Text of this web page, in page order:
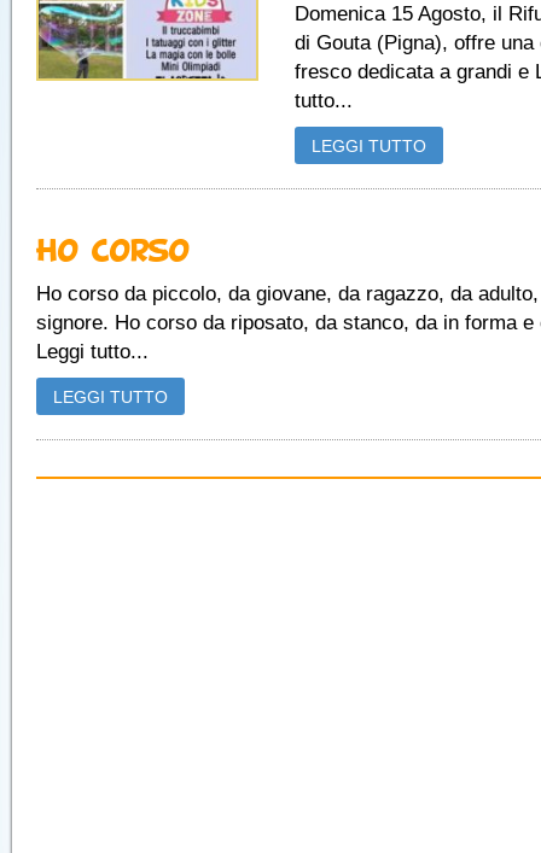
Domenica 15 Agosto, il
di Gouta (Pigna), offre una
fresco dedicata a grandi e
tutto...
LEGGI TUTTO
Ho Corso
Ho corso da piccolo, da giovane, da ragazzo, da
signore. Ho corso da riposato, da stanco, da in forma
Leggi tutto...
LEGGI TUTTO